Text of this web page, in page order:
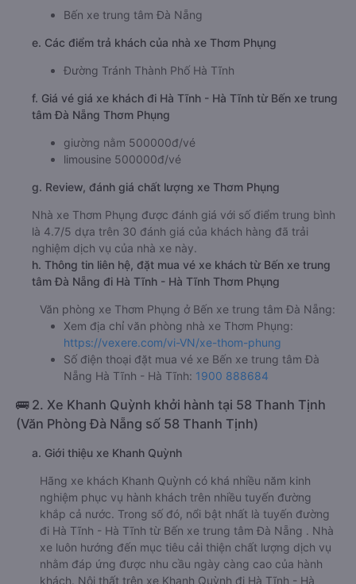
Bến xe trung tâm Đà Nẵng
e. Các điểm trả khách của nhà xe Thơm Phụng
Đường Tránh Thành Phố Hà Tĩnh
f. Giá vé giá xe khách đi Hà Tĩnh - Hà Tĩnh từ Bến xe trung
tâm Đà Nẵng Thơm Phụng
giường nằm 500000đ/vé
limousine 500000đ/vé
g. Review, đánh giá chất lượng xe Thơm Phụng
Nhà xe Thơm Phụng được đánh giá với số điểm trung bình
là 4.7/5 dựa trên 30 đánh giá của khách hàng đã trải
nghiệm dịch vụ của nhà xe này.
h. Thông tin liên hệ, đặt mua vé xe khách từ Bến xe trung
tâm Đà Nẵng đi Hà Tĩnh - Hà Tĩnh Thơm Phụng
Văn phòng xe Thơm Phụng ở Bến xe trung tâm Đà Nẵng:
Xem địa chỉ văn phòng nhà xe Thơm Phụng:
https://vexere.com/vi-VN/xe-thom-phung
Số điện thoại đặt mua vé xe Bến xe trung tâm Đà
Nẵng Hà Tĩnh - Hà Tĩnh: 1900 888684
🚌 2. Xe Khanh Quỳnh khởi hành tại 58 Thanh Tịnh
(Văn Phòng Đà Nẵng số 58 Thanh Tịnh)
a. Giới thiệu xe Khanh Quỳnh
Hãng xe khách Khanh Quỳnh có khá nhiều năm kinh
nghiệm phục vụ hành khách trên nhiều tuyến đường
khắp cả nước. Trong số đó, nổi bật nhất là tuyến đường
đi Hà Tĩnh - Hà Tĩnh từ Bến xe trung tâm Đà Nẵng . Nhà
xe luôn hướng đến mục tiêu cải thiện chất lượng dịch vụ
nhằm đáp ứng được nhu cầu ngày càng cao của hành
khách. Nội thất trên xe Khanh Quỳnh đi Hà Tĩnh - Hà